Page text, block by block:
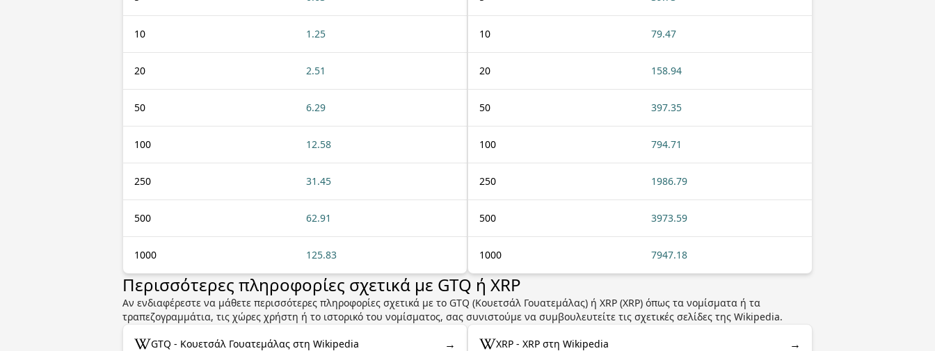
10 1.25
20 2.51
50 6.29
100 12.58
250 31.45
500 62.91
1000 125.83
10 79.47
20 158.94
50 397.35
100 794.71
250 1986.79
500 3973.59
1000 7947.18
Περισσότερες πληροφορίες σχετικά με GTQ ή XRP
Αν ενδιαφέρεστε να μάθετε περισσότερες πληροφορίες σχετικά με το GTQ (Κουετσάλ Γουατεμάλας) ή XRP (XRP) όπως τα νομίσματα ή τα
τραπεζογραμμάτια, τις χώρες χρήστη ή το ιστορικό του νομίσματος, σας συνιστούμε να συμβουλευτείτε τις σχετικές σελίδες της Wikipedia.
GTQ - Κουετσάλ Γουατεμάλας στη Wikipedia → XRP - XRP στη Wikipedia →